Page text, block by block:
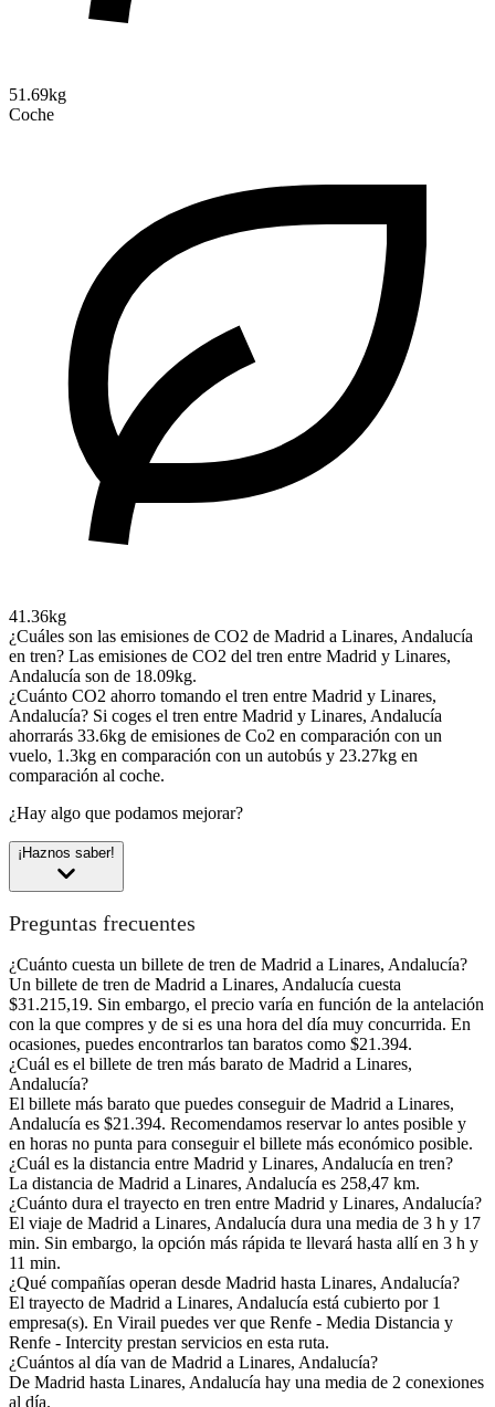
51.69kg
Coche
41.36kg
¿Cuáles son las emisiones de CO2 de Madrid a Linares, Andalucía
en tren? Las emisiones de CO2 del tren entre Madrid y Linares,
Andalucía son de 18.09kg.
¿Cuánto CO2 ahorro tomando el tren entre Madrid y Linares,
Andalucía? Si coges el tren entre Madrid y Linares, Andalucía
ahorrarás 33.6kg de emisiones de Co2 en comparación con un
vuelo, 1.3kg en comparación con un autobús y 23.27kg en
comparación al coche.
¿Hay algo que podamos mejorar?
¡Haznos saber!
Preguntas frecuentes
¿Cuánto cuesta un billete de tren de Madrid a Linares, Andalucía?
Un billete de tren de Madrid a Linares, Andalucía cuesta
$31.215,19. Sin embargo, el precio varía en función de la antelación
con la que compres y de si es una hora del día muy concurrida. En
ocasiones, puedes encontrarlos tan baratos como $21.394.
¿Cuál es el billete de tren más barato de Madrid a Linares,
Andalucía?
El billete más barato que puedes conseguir de Madrid a Linares,
Andalucía es $21.394. Recomendamos reservar lo antes posible y
en horas no punta para conseguir el billete más económico posible.
¿Cuál es la distancia entre Madrid y Linares, Andalucía en tren?
La distancia de Madrid a Linares, Andalucía es 258,47 km.
¿Cuánto dura el trayecto en tren entre Madrid y Linares, Andalucía?
El viaje de Madrid a Linares, Andalucía dura una media de 3 h y 17
min. Sin embargo, la opción más rápida te llevará hasta allí en 3 h y
11 min.
¿Qué compañías operan desde Madrid hasta Linares, Andalucía?
El trayecto de Madrid a Linares, Andalucía está cubierto por 1
empresa(s). En Virail puedes ver que Renfe - Media Distancia y
Renfe - Intercity prestan servicios en esta ruta.
¿Cuántos al día van de Madrid a Linares, Andalucía?
De Madrid hasta Linares, Andalucía hay una media de 2 conexiones
al día.